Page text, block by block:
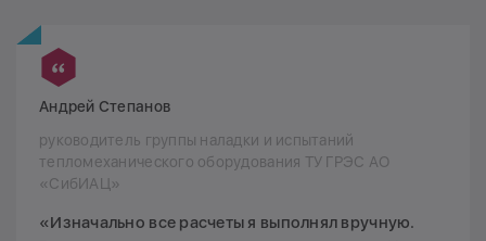
Андрей Степанов
руководитель группы наладки и испытаний
тепломеханического оборудования ТУ ГРЭС АО
«СибИАЦ»
«Изначально все расчеты я выполнял вручную.